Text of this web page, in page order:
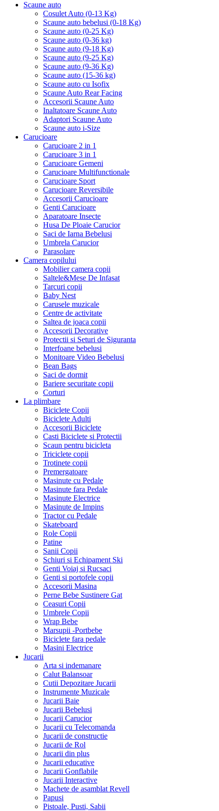
Scaune auto
Cosulet Auto (0-13 Kg)
Scaune auto bebelusi (0-18 Kg)
Scaune auto (0-25 Kg)
Scaune auto (0-36 kg)
Scaune auto (9-18 Kg)
Scaune auto (9-25 Kg)
Scaune auto (9-36 Kg)
Scaune auto (15-36 kg)
Scaune auto cu Isofix
Scaune Auto Rear Facing
Accesorii Scaune Auto
Inaltatoare Scaune Auto
Adaptori Scaune Auto
Scaune auto i-Size
Carucioare
Carucioare 2 in 1
Carucioare 3 in 1
Carucioare Gemeni
Carucioare Multifunctionale
Carucioare Sport
Carucioare Reversibile
Accesorii Carucioare
Genti Carucioare
Aparatoare Insecte
Husa De Ploaie Carucior
Saci de Iarna Bebelusi
Umbrela Carucior
Parasolare
Camera copilului
Mobilier camera copii
Saltele&Mese De Infasat
Tarcuri copii
Baby Nest
Carusele muzicale
Centre de activitate
Saltea de joaca copii
Accesorii Decorative
Protectii si Seturi de Siguranta
Interfoane bebelusi
Monitoare Video Bebelusi
Bean Bags
Saci de dormit
Bariere securitate copii
Corturi
La plimbare
Biciclete Copii
Biciclete Adulti
Accesorii Biciclete
Casti Biciclete si Protectii
Scaun pentru bicicleta
Triciclete copii
Trotinete copii
Premergatoare
Masinute cu Pedale
Masinute fara Pedale
Masinute Electrice
Masinute de Impins
Tractor cu Pedale
Skateboard
Role Copii
Patine
Sanii Copii
Schiuri si Echipament Ski
Genti Voiaj si Rucsaci
Genti si portofele copii
Accesorii Masina
Perne Bebe Sustinere Gat
Ceasuri Copii
Umbrele Copii
Wrap Bebe
Marsupii -Portbebe
Biciclete fara pedale
Masini Electrice
Jucarii
Arta si indemanare
Calut Balansoar
Cutii Depozitare Jucarii
Instrumente Muzicale
Jucarii Baie
Jucarii Bebelusi
Jucarii Carucior
Jucarii cu Telecomanda
Jucarii de constructie
Jucarii de Rol
Jucarii din plus
Jucarii educative
Jucarii Gonflabile
Jucarii Interactive
Machete de asamblat Revell
Papusi
Pistoale, Pusti, Sabii